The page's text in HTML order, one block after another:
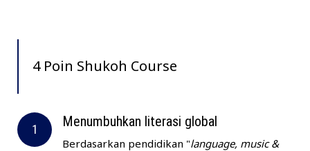
4 Poin Shukoh Course
Menumbuhkan literasi global
Berdasarkan pendidikan "language, music &